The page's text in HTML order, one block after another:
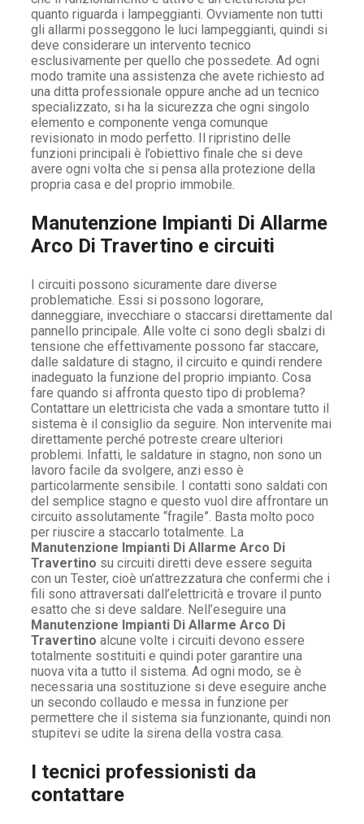
quanto riguarda i lampeggianti. Ovviamente non tutti
gli allarmi posseggono le luci lampeggianti, quindi si
deve considerare un intervento tecnico
esclusivamente per quello che possedete. Ad ogni
modo tramite una assistenza che avete richiesto ad
una ditta professionale oppure anche ad un tecnico
specializzato, si ha la sicurezza che ogni singolo
elemento e componente venga comunque
revisionato in modo perfetto. Il ripristino delle
funzioni principali è l’obiettivo finale che si deve
avere ogni volta che si pensa alla protezione della
propria casa e del proprio immobile.
Manutenzione Impianti Di Allarme
Arco Di Travertino e circuiti
I circuiti possono sicuramente dare diverse
problematiche. Essi si possono logorare,
danneggiare, invecchiare o staccarsi direttamente dal
pannello principale. Alle volte ci sono degli sbalzi di
tensione che effettivamente possono far staccare,
dalle saldature di stagno, il circuito e quindi rendere
inadeguato la funzione del proprio impianto. Cosa
fare quando si affronta questo tipo di problema?
Contattare un elettricista che vada a smontare tutto il
sistema è il consiglio da seguire. Non intervenite mai
direttamente perché potreste creare ulteriori
problemi. Infatti, le saldature in stagno, non sono un
lavoro facile da svolgere, anzi esso è
particolarmente sensibile. I contatti sono saldati con
del semplice stagno e questo vuol dire affrontare un
circuito assolutamente “fragile”. Basta molto poco
per riuscire a staccarlo totalmente. La
Manutenzione Impianti Di Allarme Arco Di
Travertino su circuiti diretti deve essere seguita
con un Tester, cioè un’attrezzatura che confermi che i
fili sono attraversati dall’elettricità e trovare il punto
esatto che si deve saldare. Nell’eseguire una
Manutenzione Impianti Di Allarme Arco Di
Travertino alcune volte i circuiti devono essere
totalmente sostituiti e quindi poter garantire una
nuova vita a tutto il sistema. Ad ogni modo, se è
necessaria una sostituzione si deve eseguire anche
un secondo collaudo e messa in funzione per
permettere che il sistema sia funzionante, quindi non
stupitevi se udite la sirena della vostra casa.
I tecnici professionisti da
contattare